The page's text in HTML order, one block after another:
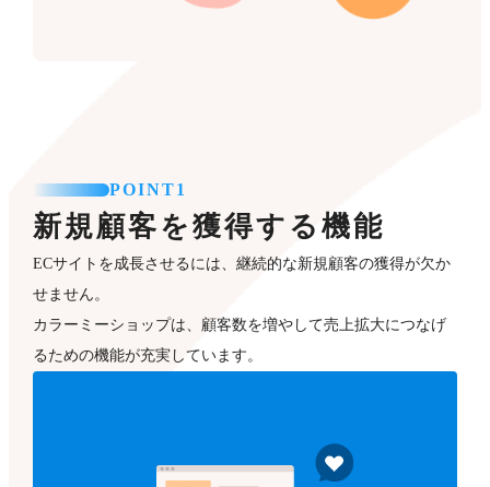
POINT1
新規顧客を獲得する機能
ECサイトを成長させるには、継続的な新規顧客の獲得が欠か
せません。
カラーミーショップは、顧客数を増やして売上拡大につなげ
るための機能が充実しています。